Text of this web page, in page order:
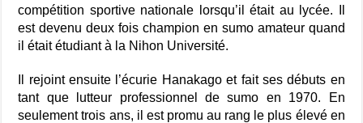
compétition sportive nationale lorsqu’il était au lycée. Il
est devenu deux fois champion en sumo amateur quand
il était étudiant à la Nihon Université.
Il rejoint ensuite l’écurie Hanakago et fait ses débuts en
tant que lutteur professionnel de sumo en 1970. En
seulement trois ans, il est promu au rang le plus élevé en